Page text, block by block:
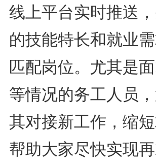
线上平台实时推送
的技能特长和就业
匹配岗位。尤其是
等情况的务工人员
其对接新工作，缩
帮助大家尽快实现